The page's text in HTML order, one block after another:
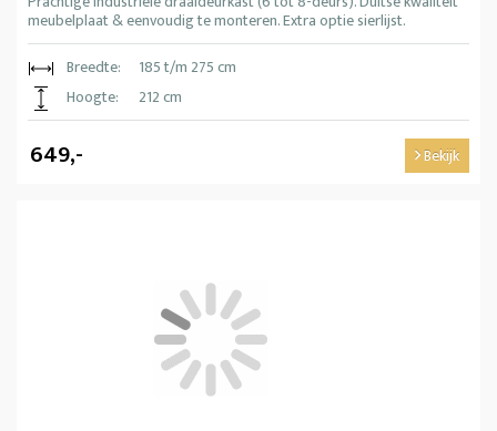
meubelplaat & eenvoudig te monteren. Extra optie sierlijst.
Breedte:
185 t/m 275 cm
Hoogte:
212 cm
649,- Bekijk